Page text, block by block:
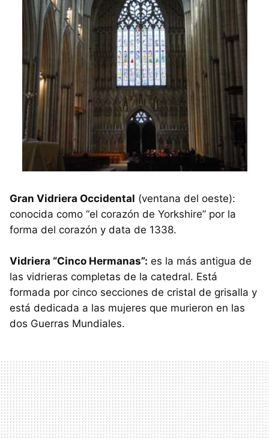
Gran Vidriera Occidental (ventana del oeste):
conocida como “el corazón de Yorkshire” por la
forma del corazón y data de 1338.
Vidriera “Cinco Hermanas”: es la más antigua de
las vidrieras completas de la catedral. Está
formada por cinco secciones de cristal de grisalla y
está dedicada a las mujeres que murieron en las
dos Guerras Mundiales.